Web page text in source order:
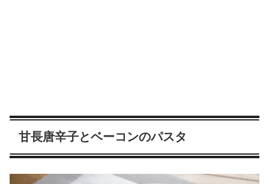
甘長唐辛子とベーコンのパスタ